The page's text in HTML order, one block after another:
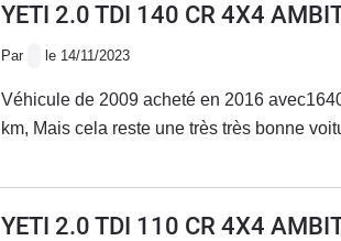
YETI 2.0 TDI 140 CR 4X4
Par le 14/11/2023
Véhicule de 2009 acheté en 2016 avec164000 km
km, Mais cela reste une très très bonne
YETI 2.0 TDI 110 CR 4X4